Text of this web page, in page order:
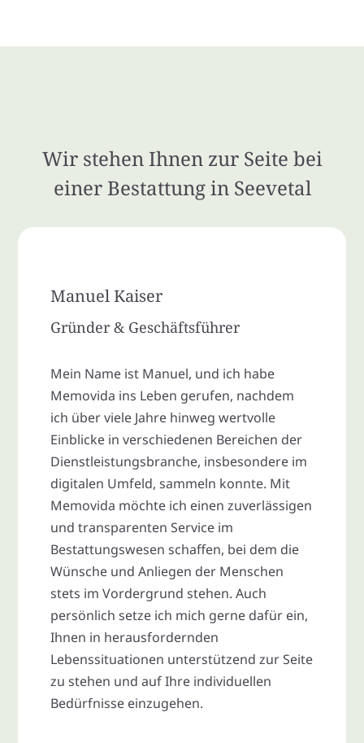
Wir stehen Ihnen zur Seite bei
einer Bestattung in Seevetal
Manuel Kaiser
Gründer & Geschäftsführer
Mein Name ist Manuel, und ich habe
Memovida ins Leben gerufen, nachdem
ich über viele Jahre hinweg wertvolle
Einblicke in verschiedenen Bereichen der
Dienstleistungsbranche, insbesondere im
digitalen Umfeld, sammeln konnte. Mit
Memovida möchte ich einen zuverlässigen
und transparenten Service im
Bestattungswesen schaffen, bei dem die
Wünsche und Anliegen der Menschen
stets im Vordergrund stehen. Auch
persönlich setze ich mich gerne dafür ein,
Ihnen in herausfordernden
Lebenssituationen unterstützend zur Seite
zu stehen und auf Ihre individuellen
Bedürfnisse einzugehen.